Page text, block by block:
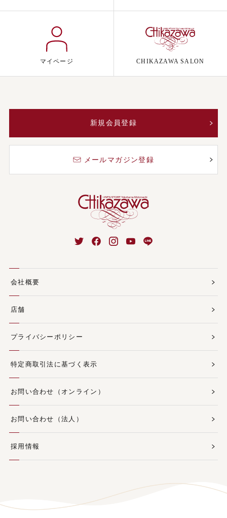
マイページ CHIKAZAWA SALON
新規会員登録
メールマガジン登録
会社概要
店舗
プライバシーポリシー
特定商取引法に基づく表示
お問い合わせ（オンライン）
お問い合わせ（法人）
採用情報